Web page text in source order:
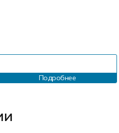
Подробнее